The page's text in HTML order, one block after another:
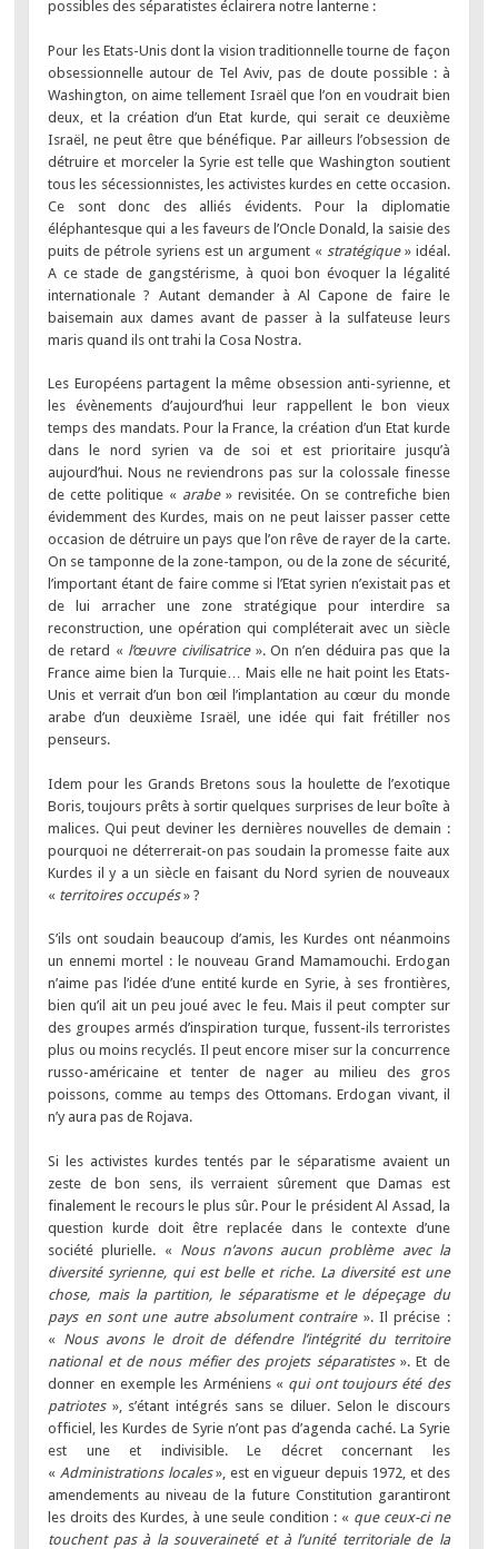
possibles des séparatistes éclairera notre lanterne :
Pour les Etats-Unis dont la vision traditionnelle tourne de façon
obsessionnelle autour de Tel Aviv, pas de doute possible : à
Washington, on aime tellement Israël que l’on en voudrait bien
deux, et la création d’un Etat kurde, qui serait ce deuxième
Israël, ne peut être que bénéfique. Par ailleurs l’obsession de
détruire et morceler la Syrie est telle que Washington soutient
tous les sécessionnistes, les activistes kurdes en cette occasion.
Ce sont donc des alliés évidents. Pour la diplomatie
éléphantesque qui a les faveurs de l’Oncle Donald, la saisie des
puits de pétrole syriens est un argument « stratégique» idéal.
A ce stade de gangstérisme, à quoi bon évoquer la légalité
internationale ? Autant demander à Al Capone de faire le
baisemain aux dames avant de passer à la sulfateuse leurs
maris quand ils ont trahi la Cosa Nostra.
Les Européens partagent la même obsession anti-syrienne, et
les évènements d’aujourd’hui leur rappellent le bon vieux
temps des mandats. Pour la France, la création d’un Etat kurde
dans le nord syrien va de soi et est prioritaire jusqu’à
aujourd’hui. Nous ne reviendrons pas sur la colossale finesse
de cette politique « arabe» revisitée. On se contrefiche bien
évidemment des Kurdes, mais on ne peut laisser passer cette
occasion de détruire un pays que l’on rêve de rayer de la carte.
On se tamponne de la zone-tampon, ou de la zone de sécurité,
l’important étant de faire comme si l’Etat syrien n’existait pas et
de lui arracher une zone stratégique pour interdire sa
reconstruction, une opération qui compléterait avec un siècle
de retard « l’œuvre civilisatrice». On n’en déduira pas que la
France aime bien la Turquie… Mais elle ne hait point les Etats-
Unis et verrait d’un bon œil l’implantation au cœur du monde
arabe d’un deuxième Israël, une idée qui fait frétiller nos
penseurs.
Idem pour les Grands Bretons sous la houlette de l’exotique
Boris, toujours prêts à sortir quelques surprises de leur boîte à
malices. Qui peut deviner les dernières nouvelles de demain :
pourquoi ne déterrerait-on pas soudain la promesse faite aux
Kurdes il y a un siècle en faisant du Nord syrien de nouveaux
« territoires occupés» ?
S’ils ont soudain beaucoup d’amis, les Kurdes ont néanmoins
un ennemi mortel : le nouveau Grand Mamamouchi. Erdogan
n’aime pas l’idée d’une entité kurde en Syrie, à ses frontières,
bien qu’il ait un peu joué avec le feu. Mais il peut compter sur
des groupes armés d’inspiration turque, fussent-ils terroristes
plus ou moins recyclés. Il peut encore miser sur la concurrence
russo-américaine et tenter de nager au milieu des gros
poissons, comme au temps des Ottomans. Erdogan vivant, il
n’y aura pas de Rojava.
Si les activistes kurdes tentés par le séparatisme avaient un
zeste de bon sens, ils verraient sûrement que Damas est
finalement le recours le plus sûr. Pour le président Al Assad, la
question kurde doit être replacée dans le contexte d’une
société plurielle. « Nous n’avons aucun problème avec la
diversité syrienne, qui est belle et riche. La diversité est une
chose, mais la partition, le séparatisme et le dépeçage du
pays en sont une autre absolument contraire». Il précise :
« Nous avons le droit de défendre l’intégrité du territoire
national et de nous méfier des projets séparatistes». Et de
donner en exemple les Arméniens « qui ont toujours été des
patriotes», s’étant intégrés sans se diluer. Selon le discours
officiel, les Kurdes de Syrie n’ont pas d’agenda caché. La Syrie
est une et indivisible. Le décret concernant les
« Administrations locales», est en vigueur depuis 1972, et des
amendements au niveau de la future Constitution garantiront
les droits des Kurdes, à une seule condition : « que ceux-ci ne
touchent pas à la souveraineté et à l’unité territoriale de la